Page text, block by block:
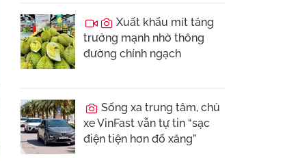
Xuất khẩu mít tăng
trưởng mạnh nhờ thông
đường chính ngạch
Sống xa trung tâm, chủ
xe VinFast vẫn tự tin “sạc
điện tiện hơn đổ xăng”